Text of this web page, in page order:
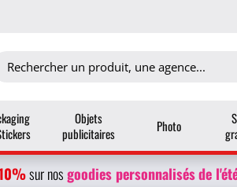
Objets
publicitaires
Photo
sur nosgoodies personnalisésde